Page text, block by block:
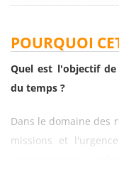
POURQUOI
Quel est l'objectif
du temps ?
Dans le domaine des
missions et
termes de gestion